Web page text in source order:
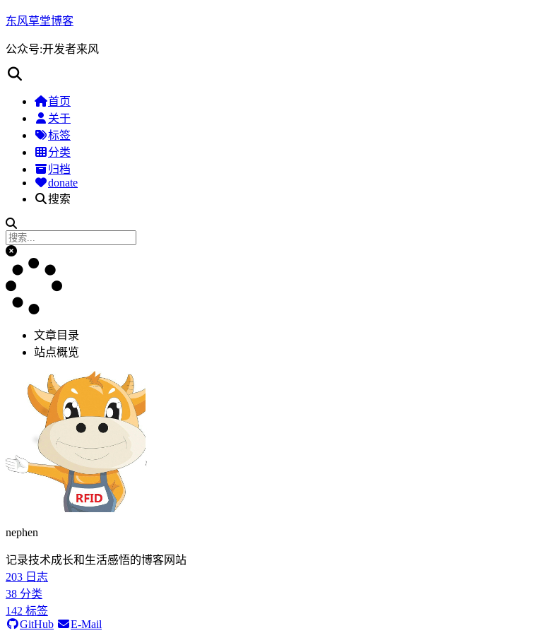
东风草堂博客
公众号:开发者来风
首页
关于
标签
分类
归档
donate
搜索
文章目录
站点概览
nephen
记录技术成长和生活感悟的博客网站
203 日志
38 分类
142 标签
GitHub
E-Mail